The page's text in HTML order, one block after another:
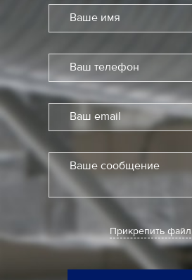
Ваше имя
Ваш телефон
Ваш email
Ваше сообщение
Прикрепить файл